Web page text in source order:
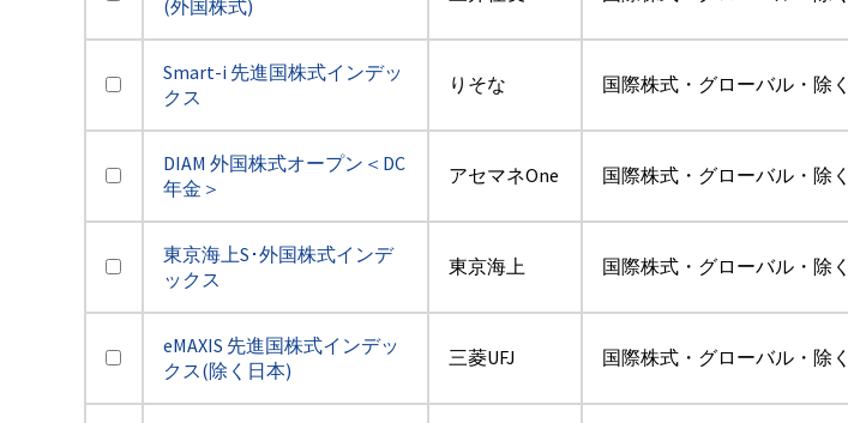
(外国株式)
Smart-i 先進国株式インデッ
クス
りそな 国際株式・グローバル・除く
DIAM 外国株式オープン＜DC
年金＞
アセマネOne 国際株式・グローバル・除く
東京海上S･外国株式インデ
ックス
東京海上 国際株式・グローバル・除く
eMAXIS 先進国株式インデッ
クス(除く日本)
三菱UFJ 国際株式・グローバル・除く